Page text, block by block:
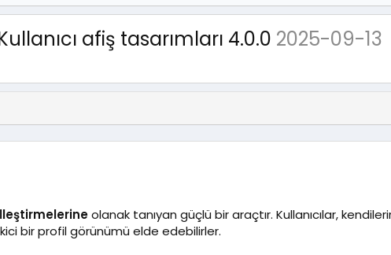
afiş tasarımları 4.0.0 2025-09-13
olanak tanıyan güçlü bir araçtır. Kullanıcılar,
bir profil görünümü elde edebilirler.